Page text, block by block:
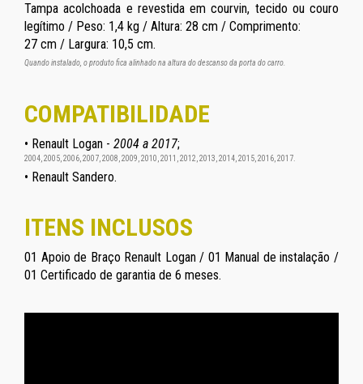
Tampa acolchoada e revestida em courvin, tecido ou couro
legítimo / Peso: 1,4 kg / Altura: 28 cm / Comprimento:
27 cm / Largura: 10,5 cm.
Quando instalado, o produto fica alinhado na altura do descanso da porta do carro.
COMPATIBILIDADE
• Renault Logan - 2004 a 2017;
2004, 2005, 2006, 2007, 2008, 2009, 2010, 2011, 2012, 2013, 2014, 2015, 2016, 2017.
• Renault Sandero.
ITENS INCLUSOS
01 Apoio de Braço Renault Logan / 01 Manual de instalação /
01 Certificado de garantia de 6 meses.